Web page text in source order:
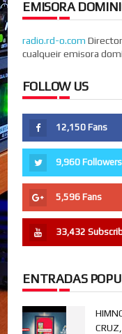
EMISORA
radio.rd-o.com
cualqueir emisora
FOLLOW US
12,150 Fans
9,960 Followers
5,596 Fans
33,432
ENTRADAS
CRUZ,